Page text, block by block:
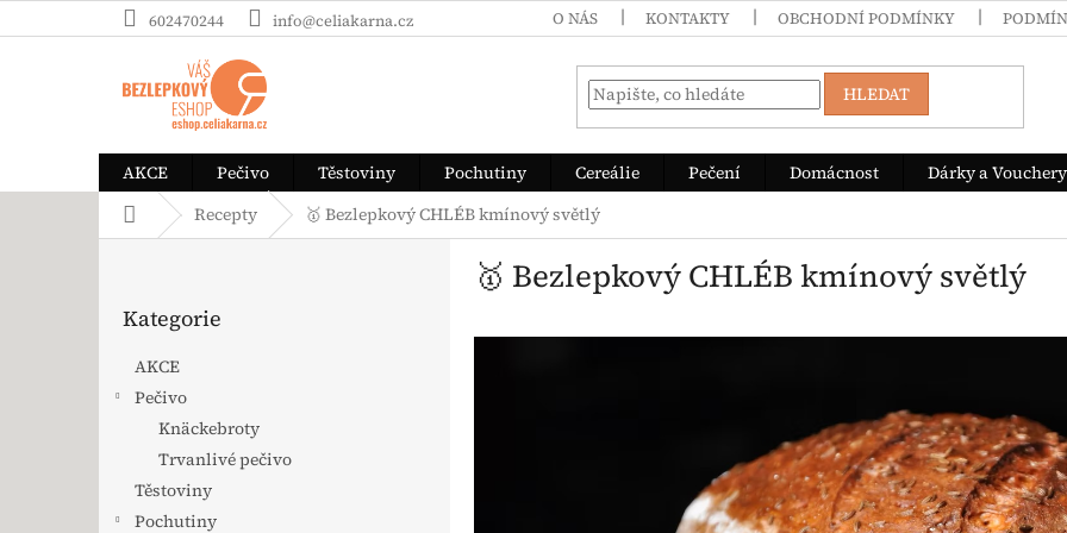
602470244 info@celiakarna.cz O NÁS KONTAKTY OBCHODNÍ PODMÍNKY
HLEDAT
AKCE Pečivo Těstoviny Pochutiny Cereálie Pečení Domácnost Dárky a Vouchery
Domů Recepty 🥇 Bezlepkový CHLÉB kmínový světlý
Kategorie
AKCE
Pečivo
Knäckebroty
Trvanlivé pečivo
Těstoviny
Pochutiny
🥇 Bezlepkový CHLÉB kmínový světlý